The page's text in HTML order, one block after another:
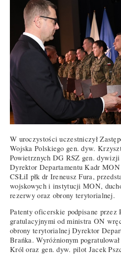
W uroczystości uczestniczył
Wojska Polskiego gen. dyw.
Powietrznych DG RSZ gen. dywizji
Dyrektor Departamentu Kadr
CSŁiI płk dr Ireneusz Fura,
wojskowych i instytucji MON,
rezerwy oraz obrony terytorialnej.
Patenty oficerskie podpisane
gratulacyjnymi od ministra ON
obrony terytorialnej Dyrektor
Brańka. Wyróżnionym
Król oraz gen. dyw. pilot Jacek